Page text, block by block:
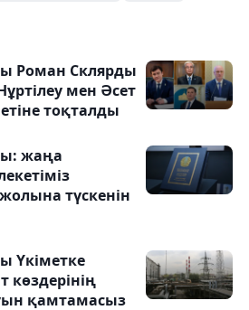
Роман Склярды
мен Әсет
тоқталды
жаңа
түскенін
Үкіметке
көздерінің
қамтамасыз